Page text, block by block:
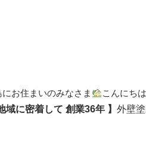
にお住まいのみなさま
こんにち
域に密着して 創業36年 】 外壁